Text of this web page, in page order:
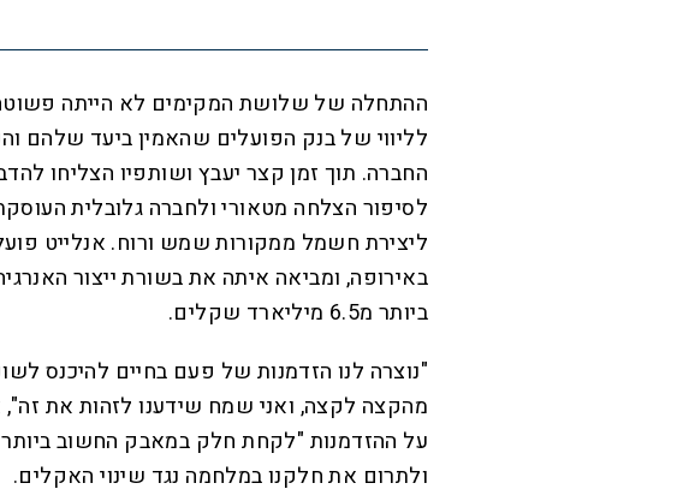
ההתחלה של שלושת המקימים לא הייתה
לליווי של בנק הפועלים שהאמין ביעד שלהם
החברה. תוך זמן קצר יעבץ ושותפיו הצליחו
לסיפור הצלחה מטאורי ולחברה גלובלית
באירופה, ומביאה איתה את בשורת ייצור
ביותר מ6.5 מיליארד שקלים.
"נוצרה לנו הזדמנות של פעם בחיים להיכנס
מהקצה לקצה, ואני שמח שידענו לזהות את זה",
ולתרום את חלקנו במלחמה נגד שינוי האקלים.